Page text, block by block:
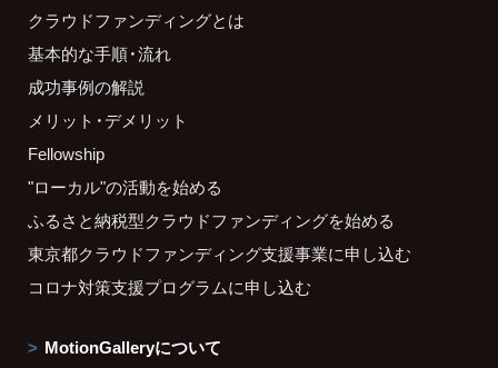
クラウドファンディングとは
基本的な手順・流れ
成功事例の解説
メリット・デメリット
Fellowship
"ローカル"の活動を始める
ふるさと納税型クラウドファンディングを始める
東京都クラウドファンディング支援事業に申し込む
コロナ対策支援プログラムに申し込む
MotionGalleryについて